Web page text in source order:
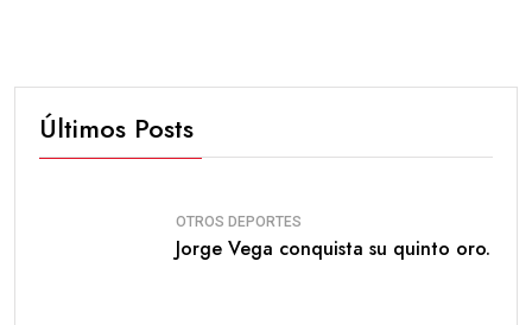
Últimos Posts
OTROS DEPORTES
Jorge Vega conquista su quinto oro.